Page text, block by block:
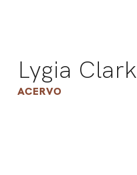
Lygia Clark
ACERVO